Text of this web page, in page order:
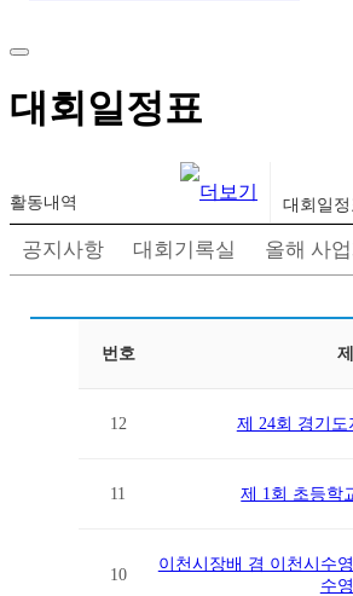
대회일정표
활동내역 대회일정
공지사항 대회기록실 올해 사업
번호
12 제 24회 경기도
11 제 1회 초등학
10
이천시장배 겸 이천시수
수